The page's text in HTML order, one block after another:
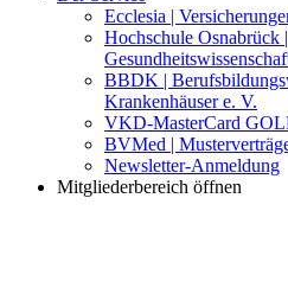
Ecclesia |
Hochschule Osnabrück
BBDK |
Krankenhäuser e. V.
VKD-MasterCard
BVMed |
Newsletter-Anmeldung
Mitgliederbereich öffnen